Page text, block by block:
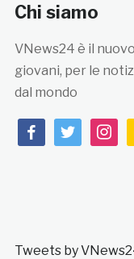
Chi siamo
VNews24 è il
giovani, per le
dal mondo
facebooktwitter
Tweets by